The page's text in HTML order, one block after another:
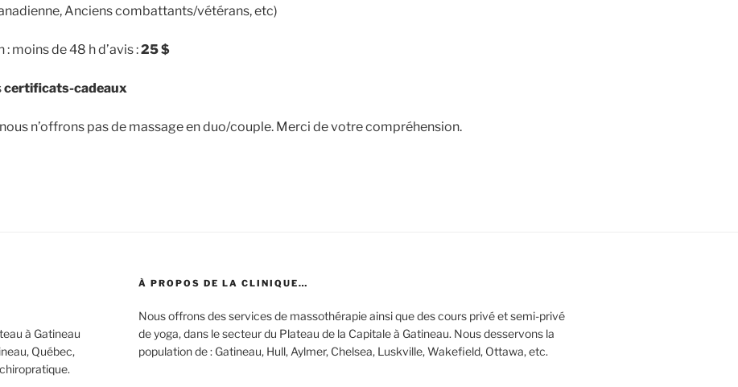
Anciens combattants/vétérans, etc)
: moins de 48 h d’avis :25 $
certificats-cadeaux
n’offrons pas de massage en duo/couple. Merci de votre compréhension.
à Gatineau
Québec,
À PROPOS DE LA CLINIQUE…
Nous offrons des services de massothérapie ainsi que des cours privé et semi-privé
de yoga, dans le secteur du Plateau de la Capitale à Gatineau. Nous desservons la
population de : Gatineau, Hull, Aylmer, Chelsea, Luskville, Wakefield, Ottawa, etc.